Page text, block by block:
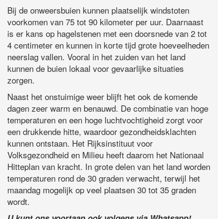
Bij de onweersbuien kunnen plaatselijk windstoten
voorkomen van 75 tot 90 kilometer per uur. Daarnaast
is er kans op hagelstenen met een doorsnede van 2 tot
4 centimeter en kunnen in korte tijd grote hoeveelheden
neerslag vallen. Vooral in het zuiden van het land
kunnen de buien lokaal voor gevaarlijke situaties
zorgen.
Naast het onstuimige weer blijft het ook de komende
dagen zeer warm en benauwd. De combinatie van hoge
temperaturen en een hoge luchtvochtigheid zorgt voor
een drukkende hitte, waardoor gezondheidsklachten
kunnen ontstaan. Het Rijksinstituut voor
Volksgezondheid en Milieu heeft daarom het Nationaal
Hitteplan van kracht. In grote delen van het land worden
temperaturen rond de 30 graden verwacht, terwijl het
maandag mogelijk op veel plaatsen 30 tot 35 graden
wordt.